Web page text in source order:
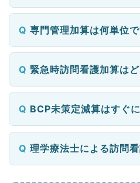
専門管理加算は何単位
緊急時訪問看護加算は
BCP未策定減算はすぐ
理学療法士による訪問